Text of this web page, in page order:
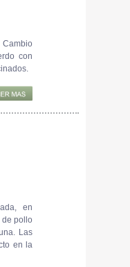
con
en
pollo
Las
en la